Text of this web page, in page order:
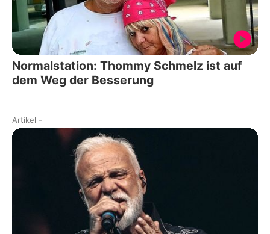
Normalstation: Thommy Schmelz ist auf
dem Weg der Besserung
Artikel -